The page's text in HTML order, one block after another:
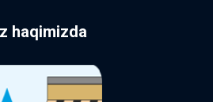
haqimizda